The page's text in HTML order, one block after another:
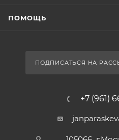
ПОМОЩЬ
ПОДПИСАТЬСЯ НА
+7 (961)